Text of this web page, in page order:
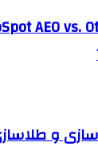
AEO vs.
و